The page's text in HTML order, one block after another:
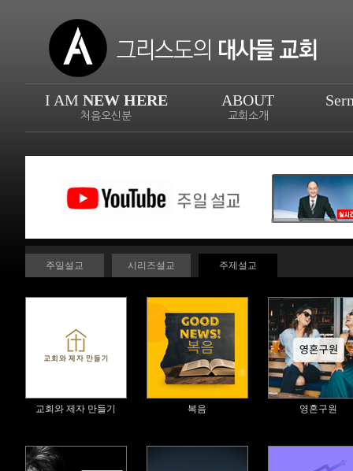
I AM NEW HERE
처음오신분
ABOUT
교회소개
주일설교 시리즈설교 주제설교
교회와 제자 만들기 복음 영혼구원